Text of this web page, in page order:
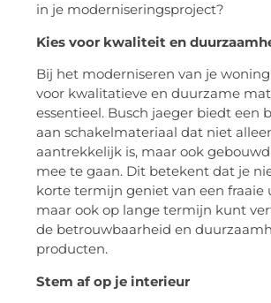
in je moderniseringsproject?
Kies voor kwaliteit en
Bij het moderniseren van je
voor kwalitatieve en duurzame
essentieel. Busch jaeger biedt een
aan schakelmateriaal dat niet
aantrekkelijk is, maar ook
mee te gaan. Dit betekent dat je
korte termijn geniet van een fraaie
maar ook op lange termijn kunt
de betrouwbaarheid en
producten.
Stem af op je interieur